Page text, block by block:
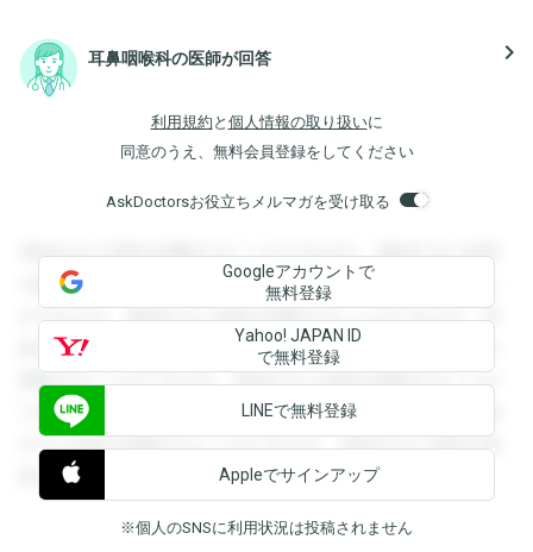
耳鼻咽喉科の医師が回答 navigate_next
利用規約 と 個人情報の取り扱いに
同意のうえ、無料会員登録をしてください
AskDoctorsお役立ちメルマガを受け取る
登録すると回答を閲覧することができます。登録すると回答
を閲覧することができます。登録すると回答を閲覧すること
ができます。登録すると回答を閲覧することができます。登
録すると回答を閲覧することができます。登録すると回答を
閲覧することができます。登録すると回答を閲覧することが
できます。登録すると回答を閲覧することができます。登録
すると回答を閲覧することができます。登録すると回答を閲
覧することができます。
Googleアカウントで
無料登録
Yahoo! JAPAN ID
で無料登録
LINEで無料登録
Appleでサインアップ
※個人のSNSに利用状況は投稿されません